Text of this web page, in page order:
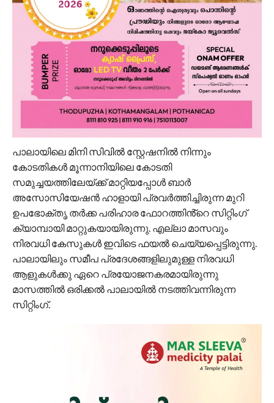
പാലായിലെ മിനി സിവിൽ സ്റ്റേഷനിൽ നിന്നും
കോടതികൾ മൂന്നാനിയിലെ കോടതി
സമുച്ചയത്തിലേയ്ക്ക് മാറ്റിയപ്പോൾ ബാർ
അസോസിയേഷൻ ഹാളായി പ്രവർത്തിച്ചിരുന്ന മുറി
ഉപഭോക്തൃ തർക്ക പരിഹാര ഫോറത്തിൻ്റെ സിറ്റിംഗ്
ക്യാമ്പായി മാറ്റുകയായിരുന്നു. എല്ലാ മാസവും
നിരവധി കേസുകൾ ഇവിടെ ഫയൽ ചെയ്യപ്പെട്ടിരുന്നു.
പാലായിലും സമീപ പ്രദേശങ്ങളിലുമുള്ള നിരവധി
ആളുകൾക്കു ഏറെ പ്രയോജനകരമായിരുന്നു
മാസത്തിൽ ഒരിക്കൽ പാലായിൽ നടത്തിവന്നിരുന്ന
സിറ്റിംഗ്.